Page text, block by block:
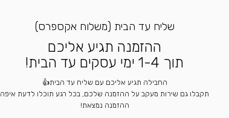
שליח עד הבית (משלוח אקספרס)
ההזמנה תגיע אליכם
תוך 1-4 ימי עסקים עד הבית!
החבילה תגיע אליכם עם שליח עד הבית👍
תקבלו גם שירות מעקב על ההזמנה שלכם, בכל רגע תוכלו לדעת איפה
ההזמנה נמצאת!